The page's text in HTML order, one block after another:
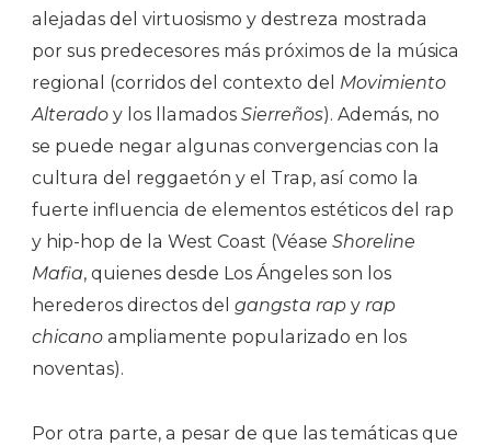
alejadas del virtuosismo y destreza mostrada
por sus predecesores más próximos de la música
regional (corridos del contexto del Movimiento
Alterado y los llamados Sierreños). Además, no
se puede negar algunas convergencias con la
cultura del reggaetón y el Trap, así como la
fuerte influencia de elementos estéticos del rap
y hip-hop de la West Coast (Véase Shoreline
Mafia, quienes desde Los Ángeles son los
herederos directos del gangsta rap y rap
chicano ampliamente popularizado en los
noventas).
Por otra parte, a pesar de que las temáticas que